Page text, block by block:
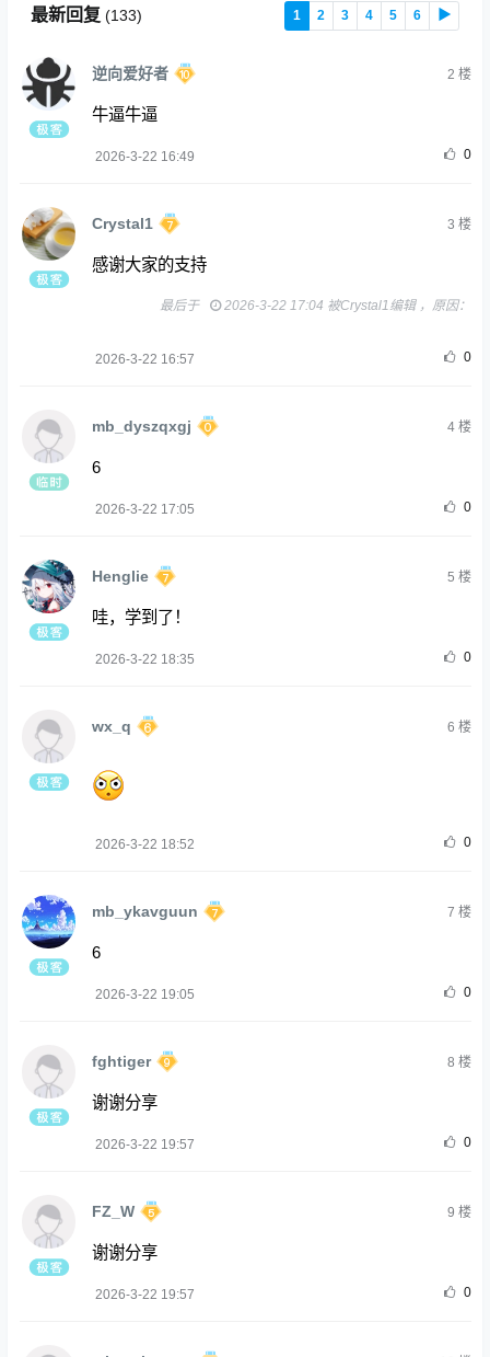
最新回复 (133) 1 2 3 4 5 6 ▶
逆向爱好者 2 楼
牛逼牛逼
2026-3-22 16:49 0
Crystal1 3 楼
感谢大家的支持
最后于 2026-3-22 17:04 被Crystal1编辑 ，原因：
2026-3-22 16:57 0
mb_dyszqxgj 4楼
6
2026-3-22 17:05 0
Henglie 5 楼
哇，学到了！
2026-3-22 18:35 0
wx_q 6 楼
2026-3-22 18:52 0
mb_ykavguun 7 楼
6
2026-3-22 19:05 0
fghtiger 8 楼
谢谢分享
2026-3-22 19:57 0
FZ_W 9 楼
谢谢分享
2026-3-22 19:57 0